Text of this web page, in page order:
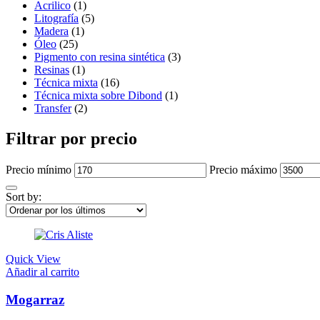
Acrilico (1)
Litografía (5)
Madera (1)
Óleo (25)
Pigmento con resina sintética (3)
Resinas (1)
Técnica mixta (16)
Técnica mixta sobre Dibond (1)
Transfer (2)
Filtrar por precio
Precio mínimo Precio máximo
Sort by:
Quick View
Añadir al carrito
Mogarraz